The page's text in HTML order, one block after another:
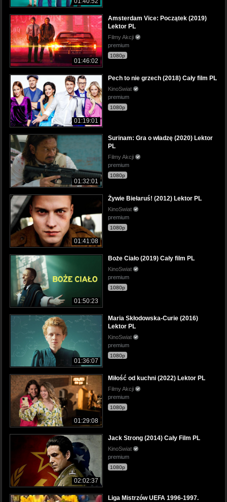
01:46:02
Amsterdam Vice: Początek (2019)
Lektor PL
Filmy Akcji
premium
1080p
01:19:01
Pech to nie grzech (2018) Cały film PL
KinoSwiat
premium
1080p
01:32:01
Surinam: Gra o władzę (2020) Lektor
PL
Filmy Akcji
premium
1080p
01:41:08
Żywie Biełaruś! (2012) Lektor PL
KinoSwiat
premium
1080p
01:50:23
Boże Ciało (2019) Cały film PL
KinoSwiat
premium
1080p
01:36:07
Maria Skłodowska-Curie (2016)
Lektor PL
KinoSwiat
premium
1080p
01:29:08
Miłość od kuchni (2022) Lektor PL
Filmy Akcji
premium
1080p
02:02:37
Jack Strong (2014) Cały Film PL
KinoSwiat
premium
1080p
Liga Mistrzów UEFA 1996-1997.